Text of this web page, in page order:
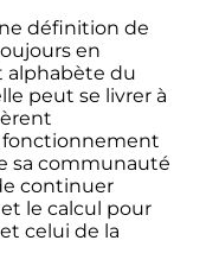
définition de
en
alphabète du
peut se livrer à
fonctionnement
sa communauté
continuer
le calcul pour
celui de la